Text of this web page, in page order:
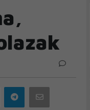
Print Telegram